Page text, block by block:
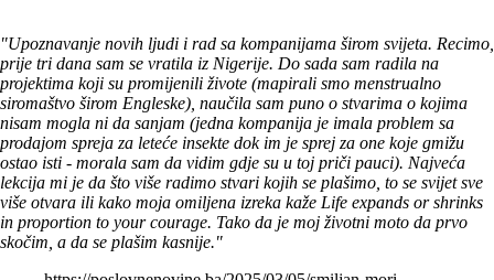
"Upoznavanje novih ljudi i rad sa kompanijama širom svijeta. Recimo,
prije tri dana sam se vratila iz Nigerije. Do sada sam radila na
projektima koji su promijenili živote (mapirali smo menstrualno
siromaštvo širom Engleske), naučila sam puno o stvarima o kojima
nisam mogla ni da sanjam (jedna kompanija je imala problem sa
prodajom spreja za leteće insekte dok im je sprej za one koje gmižu
ostao isti - morala sam da vidim gdje su u toj priči pauci). Najveća
lekcija mi je da što više radimo stvari kojih se plašimo, to se svijet sve
više otvara ili kako moja omiljena izreka kaže Life expands or shrinks
in proportion to your courage. Tako da je moj životni moto da prvo
skočim, a da se plašim kasnije."